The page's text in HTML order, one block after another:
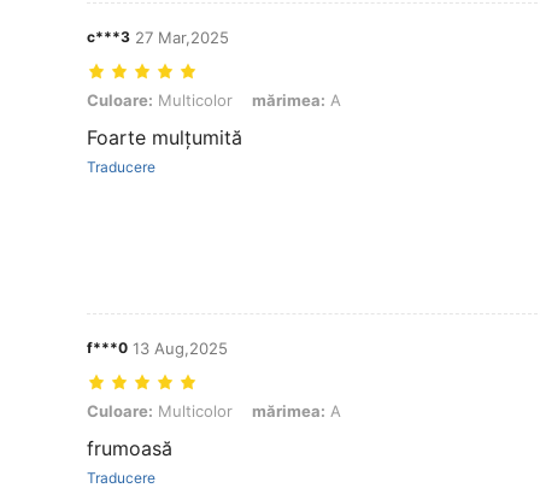
c***3 27 Mar,2025
Culoare: Multicolor, mărimea: A
Culoare: Multicolor mărimea: A
Foarte mulțumită
Traducere
f***0 13 Aug,2025
Culoare: Multicolor, mărimea: A
Culoare: Multicolor mărimea: A
frumoasă
Traducere